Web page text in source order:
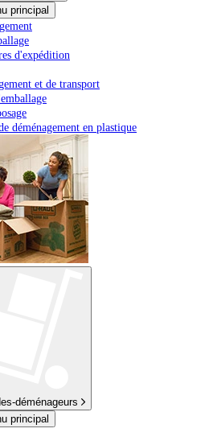
principal
d'expédition
et de transport
déménagement en plastique
déménageurs
principal